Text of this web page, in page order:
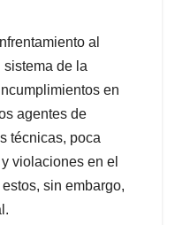
al
de la
en
agentes de
técnicas, poca
violaciones en el
sin embargo,